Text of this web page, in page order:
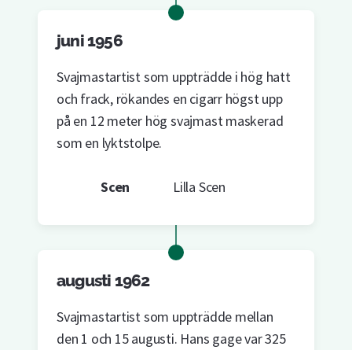
juni 1956
Svajmastartist som uppträdde i hög hatt
och frack, rökandes en cigarr högst upp
på en 12 meter hög svajmast maskerad
som en lyktstolpe.
Scen Lilla Scen
augusti 1962
Svajmastartist som uppträdde mellan
den 1 och 15 augusti. Hans gage var 325